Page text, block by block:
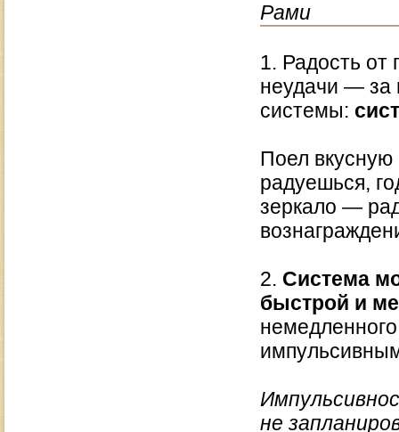
Рами
1. Радость от
неудачи — за
системы:
Поел
радуешься,
зеркало —
2. Система
быстрой и
не